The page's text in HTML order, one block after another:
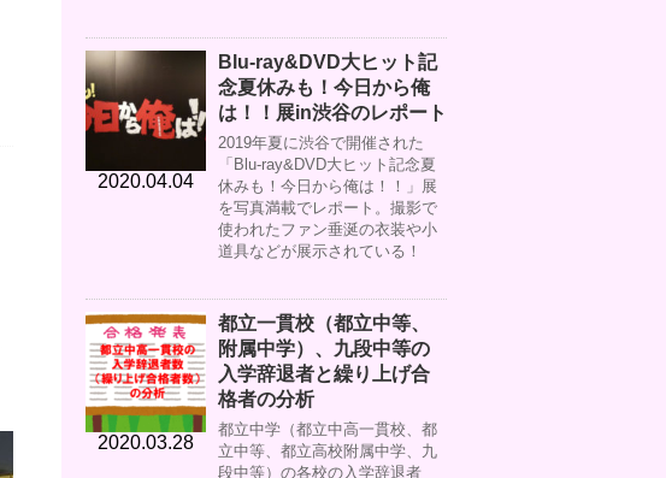
2020.04.04
Blu-ray&DVD大ヒット記
念夏休みも！今日から俺
は！！展in渋谷のレポート
2019年夏に渋谷で開催された
「Blu-ray&DVD大ヒット記念夏
休みも！今日から俺は！！」展
を写真満載でレポート。撮影で
使われたファン垂涎の衣装や小
道具などが展示されている！
2020.03.28
都立一貫校（都立中等、
附属中学）、九段中等の
入学辞退者と繰り上げ合
格者の分析
都立中学（都立中高一貫校、都
立中等、都立高校附属中学、九
段中等）の各校の入学辞退者